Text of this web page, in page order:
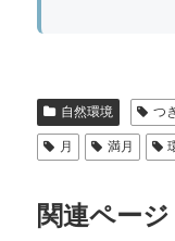
自然環境 つ
月 満月
関連ページ